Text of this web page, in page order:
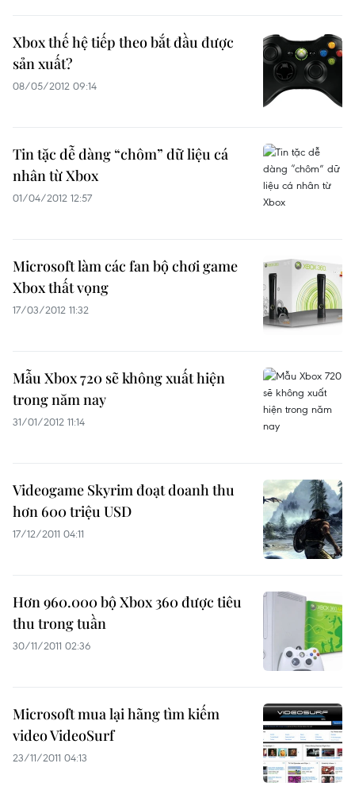
Xbox thế hệ tiếp theo bắt đầu được
sản xuất?
08/05/2012 09:14
Tin tặc dễ dàng “chôm” dữ liệu cá
nhân từ Xbox
01/04/2012 12:57
Microsoft làm các fan bộ chơi game
Xbox thất vọng
17/03/2012 11:32
Mẫu Xbox 720 sẽ không xuất hiện
trong năm nay
31/01/2012 11:14
Videogame Skyrim đoạt doanh thu
hơn 600 triệu USD
17/12/2011 04:11
Hơn 960.000 bộ Xbox 360 được tiêu
thu trong tuần
30/11/2011 02:36
Microsoft mua lại hãng tìm kiếm
video VideoSurf
23/11/2011 04:13